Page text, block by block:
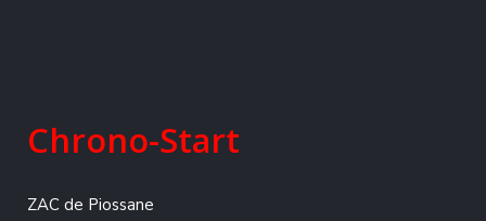
Chrono-Start
ZAC de Piossane